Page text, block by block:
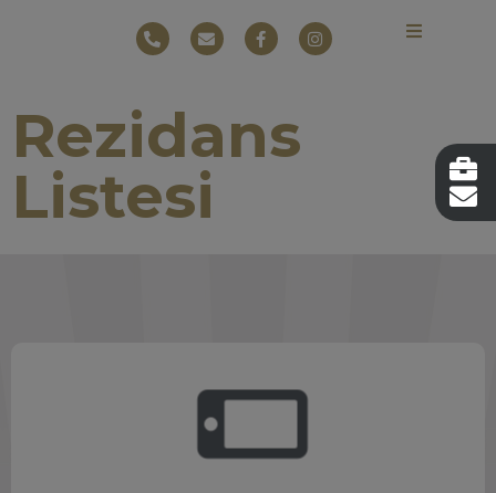
Rezidans
Listesi